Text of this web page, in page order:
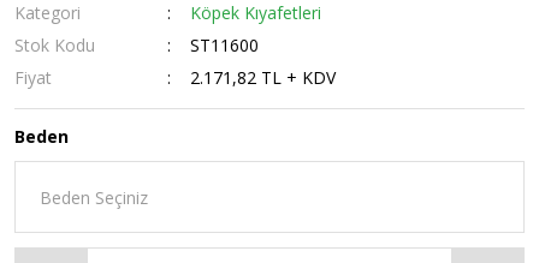
Kategori
Köpek Kıyafetleri
Stok Kodu
ST11600
Fiyat
2.171,82 TL + KDV
Beden